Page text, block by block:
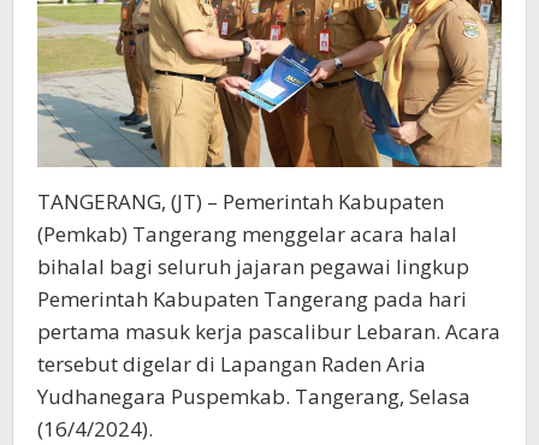
TANGERANG, (JT) – Pemerintah Kabupaten
(Pemkab) Tangerang menggelar acara halal
bihalal bagi seluruh jajaran pegawai lingkup
Pemerintah Kabupaten Tangerang pada hari
pertama masuk kerja pascalibur Lebaran. Acara
tersebut digelar di Lapangan Raden Aria
Yudhanegara Puspemkab. Tangerang, Selasa
(16/4/2024).